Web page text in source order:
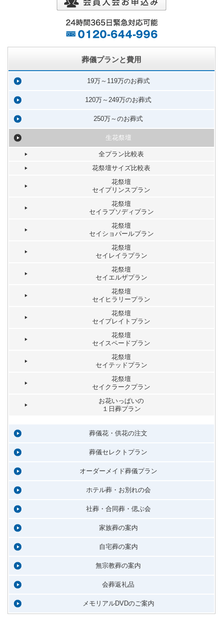
葬儀プランと費用
19万～119万のお葬式
120万～249万のお葬式
250万～のお葬式
生花祭壇
全プラン比較表
花祭壇サイズ比較表
花祭壇
セイプリンスプラン
花祭壇
セイラプソディプラン
花祭壇
セイショパールプラン
花祭壇
セイレイラプラン
花祭壇
セイエルザプラン
花祭壇
セイヒラリープラン
花祭壇
セイプレイトプラン
花祭壇
セイスペードプラン
花祭壇
セイテッドプラン
花祭壇
セイクラークプラン
お花いっぱいの
１日葬プラン
葬儀花・供花の注文
葬儀セレクトプラン
オーダーメイド葬儀プラン
ホテル葬・お別れの会
社葬・合同葬・偲ぶ会
家族葬の案内
自宅葬の案内
無宗教葬の案内
会葬返礼品
メモリアルDVDのご案内